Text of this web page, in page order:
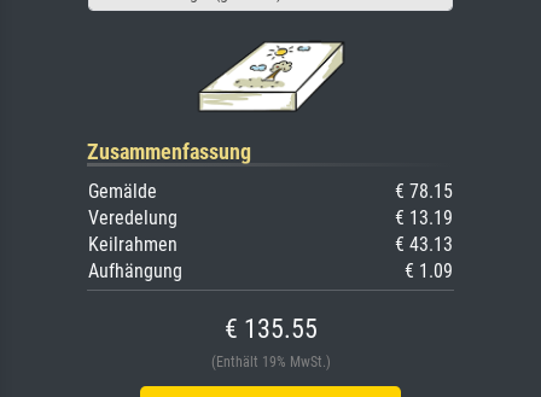
Zusammenfassung
Gemälde
€ 78.15
Veredelung
€ 13.19
Keilrahmen
€ 43.13
Aufhängung
€ 1.09
€ 135.55
(Enthält 19% MwSt.)